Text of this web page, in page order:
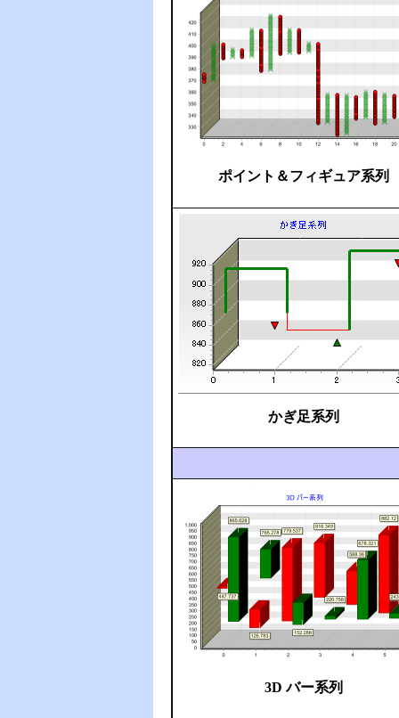
ポイント＆フィギュア系列
かぎ足系列
3D バー系列